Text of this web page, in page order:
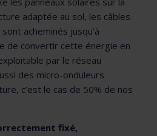
adaptée au sol, les câbles
acheminés jusqu’à
de convertir cette énergie en
par le réseau
des micro-onduleurs
c’est le cas de 50% de nos
fixé,